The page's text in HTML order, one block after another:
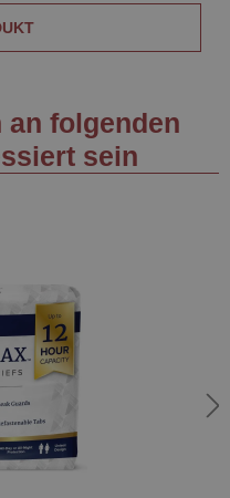
an folgenden
sein